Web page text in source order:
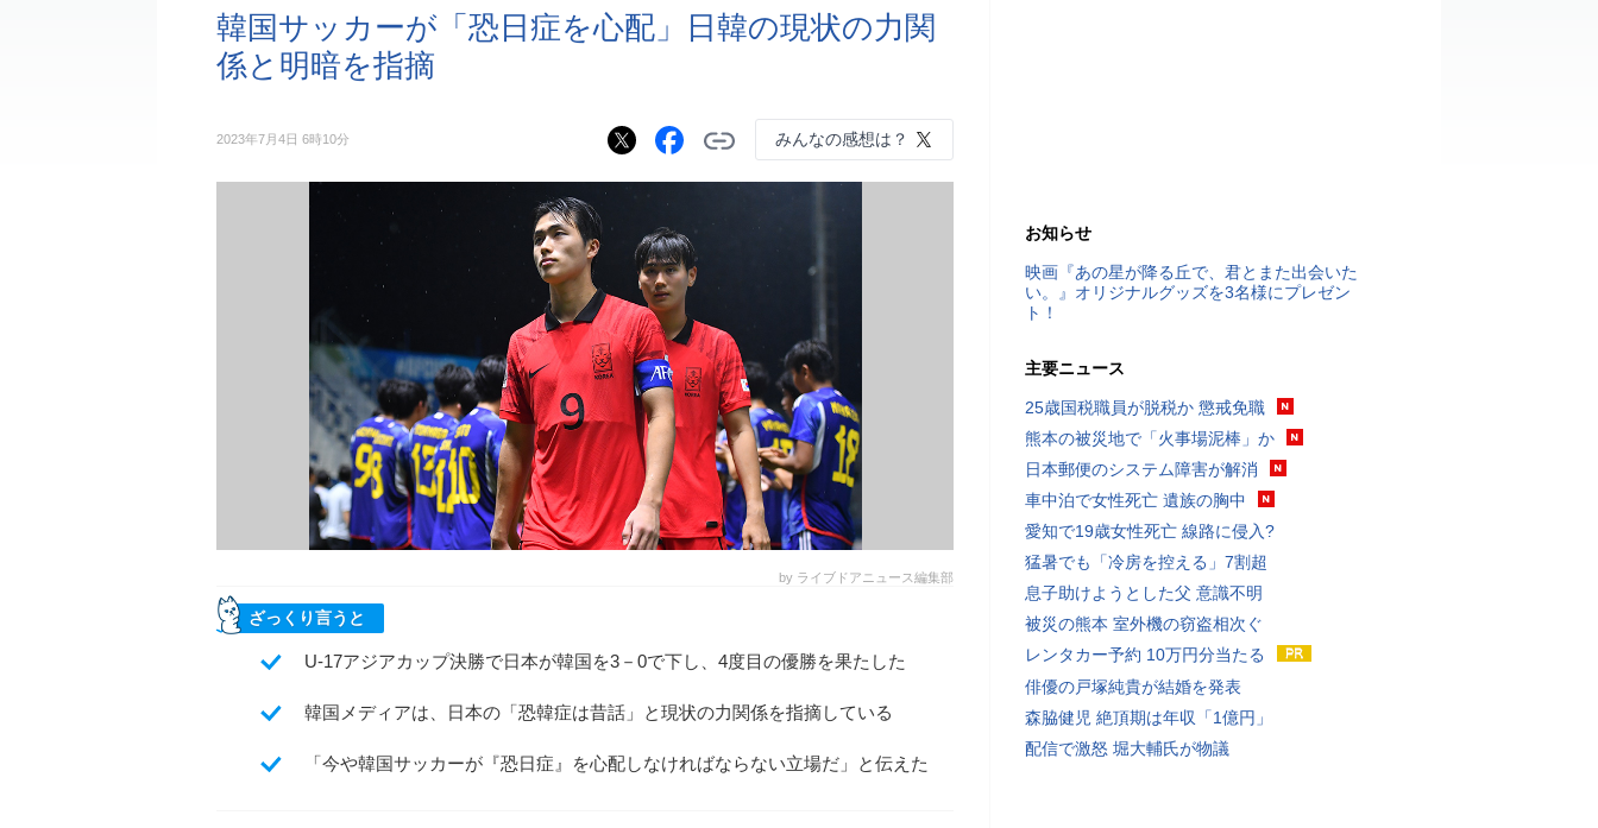
韓国サッカーが「恐日症を心配」日韓の現状の力関
係と明暗を指摘
2023年7月4日 6時10分 みんなの感想は？
by ライブドアニュース編集部
ざっくり言うと
U-17アジアカップ決勝で日本が韓国を3－0で下し、4度目の優勝を果たした
韓国メディアは、日本の「恐韓症は昔話」と現状の力関係を指摘している
「今や韓国サッカーが『恐日症』を心配しなければならない立場だ」と伝えた
お知らせ
映画『あの星が降る丘で、君とまた出会いた
い。』オリジナルグッズを3名様にプレゼン
ト！
主要ニュース
25歳国税職員が脱税か 懲戒免職
熊本の被災地で「火事場泥棒」か
日本郵便のシステム障害が解消
車中泊で女性死亡 遺族の胸中
愛知で19歳女性死亡 線路に侵入?
猛暑でも「冷房を控える」7割超
息子助けようとした父 意識不明
被災の熊本 室外機の窃盗相次ぐ
レンタカー予約 10万円分当たる
俳優の戸塚純貴が結婚を発表
森脇健児 絶頂期は年収「1億円」
配信で激怒 堀大輔氏が物議